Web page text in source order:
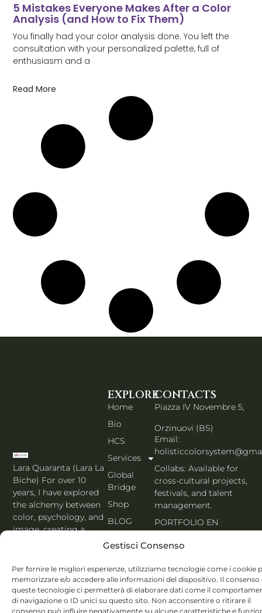
Gestisci Consenso
Per fornire le migliori esperienze, utilizziamo tecnologie come i cookie
memorizzare e/o accedere alle informazioni del dispositivo. Il consenso
queste tecnologie ci permetterà di elaborare dati come il
di navigazione o ID unici su questo sito. Non acconsentire o ritirare il
consenso può influire negativamente su alcune caratteristiche e
5 Mistakes Everyone Makes After a Color
Analysis (and How to Fix Them)
You finally had your color analysis done. You left the
consultation with your personalized palette, full of
enthusiasm and a
Read More
Lara Quaranta (Lara La
Biche) For over 10
years, I have explored
the alchemy between
color, psychology, and
image, creating a
the heart of Italy. MBTI,
Enneagram & Holistic
Color System® expert.
EXPLORE
Home
Bio
HCS
Services
Global
Bridge
Shop
BLOG
CONTACTS
Piazza IV Novembre 5,
Orzinuovi (BS)
Email:
Collabs: Available for
cross-cultural projects,
festivals, and talent
management.
PORTFOLIO EN